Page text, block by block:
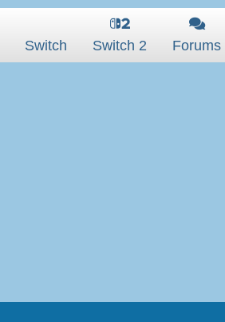
Switch Switch 2 Forums